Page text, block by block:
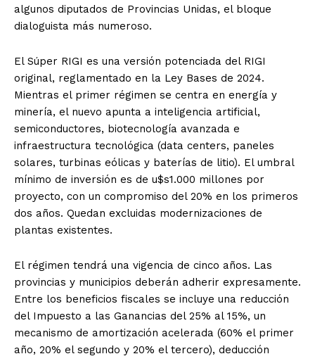
algunos diputados de Provincias Unidas, el bloque
dialoguista más numeroso.
El Súper RIGI es una versión potenciada del RIGI
original, reglamentado en la Ley Bases de 2024.
Mientras el primer régimen se centra en energía y
minería, el nuevo apunta a inteligencia artificial,
semiconductores, biotecnología avanzada e
infraestructura tecnológica (data centers, paneles
solares, turbinas eólicas y baterías de litio). El umbral
mínimo de inversión es de u$s1.000 millones por
proyecto, con un compromiso del 20% en los primeros
dos años. Quedan excluidas modernizaciones de
plantas existentes.
El régimen tendrá una vigencia de cinco años. Las
provincias y municipios deberán adherir expresamente.
Entre los beneficios fiscales se incluye una reducción
del Impuesto a las Ganancias del 25% al 15%, un
mecanismo de amortización acelerada (60% el primer
año, 20% el segundo y 20% el tercero), deducción